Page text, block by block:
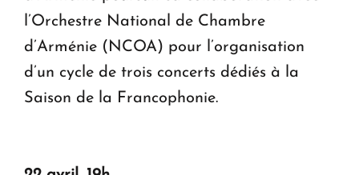
l’Orchestre National de Chambre
d’Arménie (NCOA) pour l’organisation
d’un cycle de trois concerts dédiés à la
Saison de la Francophonie.